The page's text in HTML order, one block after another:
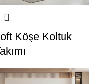
Köşe Koltuk